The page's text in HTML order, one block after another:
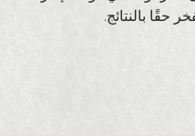
حقًا بالنتائج.